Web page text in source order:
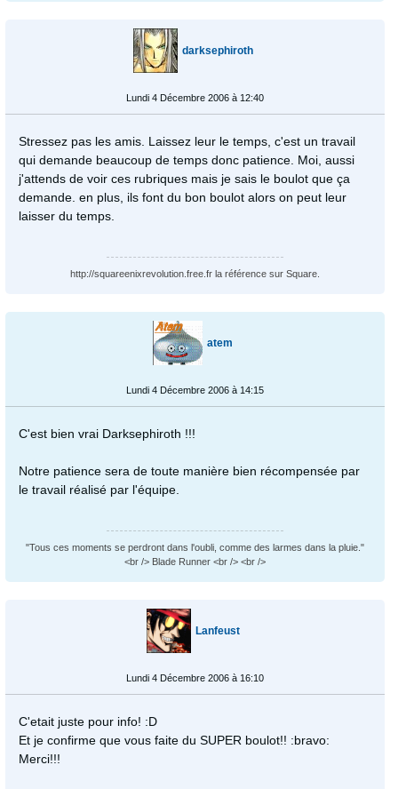
darksephiroth
Lundi 4 Décembre 2006 à 12:40
Stressez pas les amis. Laissez leur le temps, c'est un travail
qui demande beaucoup de temps donc patience. Moi, aussi
j'attends de voir ces rubriques mais je sais le boulot que ça
demande. en plus, ils font du bon boulot alors on peut leur
laisser du temps.
http://squareenixrevolution.free.fr la référence sur Square.
atem
Lundi 4 Décembre 2006 à 14:15
C'est bien vrai Darksephiroth !!!
Notre patience sera de toute manière bien récompensée par
le travail réalisé par l'équipe.
"Tous ces moments se perdront dans l'oubli, comme des larmes dans la pluie."
<br /> Blade Runner <br /> <br />
Lanfeust
Lundi 4 Décembre 2006 à 16:10
C'etait juste pour info! :D
Et je confirme que vous faite du SUPER boulot!! :bravo:
Merci!!!